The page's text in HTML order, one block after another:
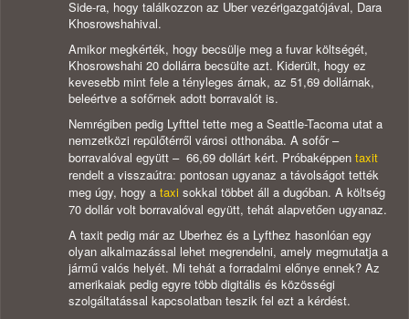
Side-ra, hogy találkozzon az Uber vezérigazgatójával, Dara
Khosrowshahival.
Amikor megkérték, hogy becsülje meg a fuvar költségét,
Khosrowshahi 20 dollárra becsülte azt. Kiderült, hogy ez
kevesebb mint fele a tényleges árnak, az 51,69 dollárnak,
beleértve a sofőrnek adott borravalót is.
Nemrégiben pedig Lyfttel tette meg a Seattle-Tacoma utat a
nemzetközi repülőtérről városi otthonába. A sofőr –
borravalóval együtt – 66,69 dollárt kért. Próbaképpen taxit
rendelt a visszaútra: pontosan ugyanaz a távolságot tették
meg úgy, hogy a taxi sokkal többet áll a dugóban. A költség
70 dollár volt borravalóval együtt, tehát alapvetően ugyanaz.
A taxit pedig már az Uberhez és a Lyfthez hasonlóan egy
olyan alkalmazással lehet megrendelni, amely megmutatja a
jármű valós helyét. Mi tehát a forradalmi előnye ennek? Az
amerikaiak pedig egyre több digitális és közösségi
szolgáltatással kapcsolatban teszik fel ezt a kérdést.